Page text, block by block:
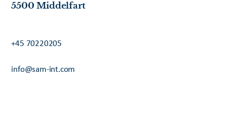
5500 Middelfart
+45 70220205
info@sam-int.com